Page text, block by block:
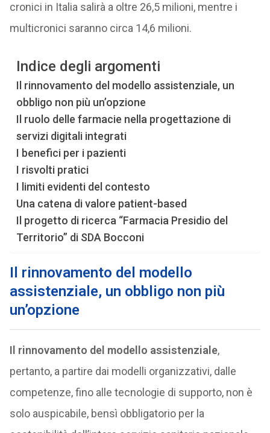
cronici in Italia salirà a oltre 26,5 milioni, mentre i
multicronici saranno circa 14,6 milioni.
Indice degli argomenti
Il rinnovamento del modello assistenziale, un
obbligo non più un’opzione
Il ruolo delle farmacie nella progettazione di
servizi digitali integrati
I benefici per i pazienti
I risvolti pratici
I limiti evidenti del contesto
Una catena di valore patient-based
Il progetto di ricerca “Farmacia Presidio del
Territorio” di SDA Bocconi
Il rinnovamento del modello
assistenziale, un obbligo non più
un’opzione
Il rinnovamento del modello assistenziale,
pertanto, a partire dai modelli organizzativi, dalle
competenze, fino alle tecnologie di supporto, non è
solo auspicabile, bensì obbligatorio per la